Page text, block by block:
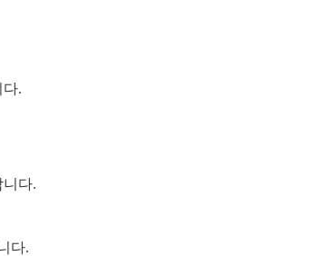
.
다.
다.